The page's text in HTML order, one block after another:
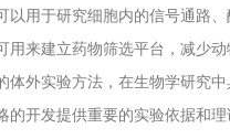
以用于研究细胞内的信号通路
用来建立药物筛选平台，减少
体外实验方法，在生物学研究
的开发提供重要的实验依据和